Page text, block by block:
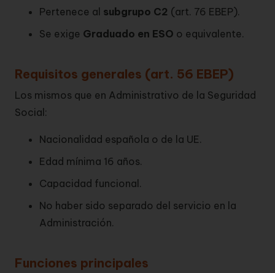
Pertenece al subgrupo C2 (art. 76 EBEP).
Se exige Graduado en ESO o equivalente.
Requisitos generales (art. 56 EBEP)
Los mismos que en Administrativo de la Seguridad
Social:
Nacionalidad española o de la UE.
Edad mínima 16 años.
Capacidad funcional.
No haber sido separado del servicio en la
Administración.
Funciones principales